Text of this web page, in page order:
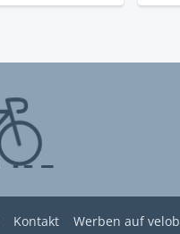
Kontakt Werben auf